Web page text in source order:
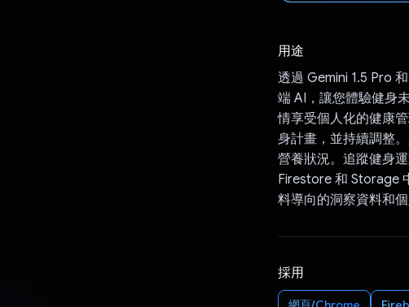
用途
透過 Gemini 1.5 Pro
端 AI，讓您體驗健身
情享受個人化的健康
身計畫，並持續調整
營養狀況。追蹤健身
Firestore 和 Storage
料導向的洞察資料和
採用